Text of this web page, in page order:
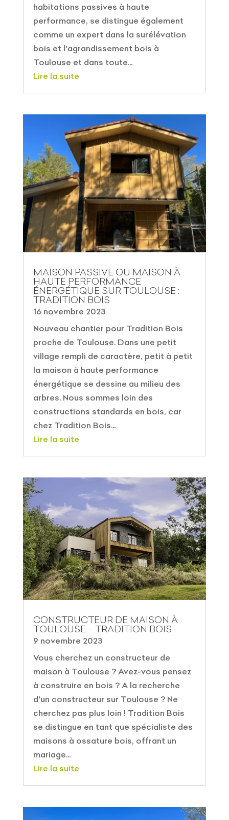
habitations passives à haute
performance, se distingue également
comme un expert dans la surélévation
bois et l'agrandissement bois à
Toulouse et dans toute...
Lire la suite
MAISON PASSIVE OU MAISON À
HAUTE PERFORMANCE
ÉNERGÉTIQUE SUR TOULOUSE :
TRADITION BOIS
16 novembre 2023
Nouveau chantier pour Tradition Bois
proche de Toulouse. Dans une petit
village rempli de caractère, petit à petit
la maison à haute performance
énergétique se dessine au milieu des
arbres. Nous sommes loin des
constructions standards en bois, car
chez Tradition Bois...
Lire la suite
CONSTRUCTEUR DE MAISON À
TOULOUSE – TRADITION BOIS
9 novembre 2023
Vous cherchez un constructeur de
maison à Toulouse ? Avez-vous pensez
à construire en bois ? A la recherche
d'un constructeur sur Toulouse ? Ne
cherchez pas plus loin ! Tradition Bois
se distingue en tant que spécialiste des
maisons à ossature bois, offrant un
mariage...
Lire la suite